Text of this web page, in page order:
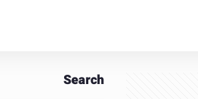
Search